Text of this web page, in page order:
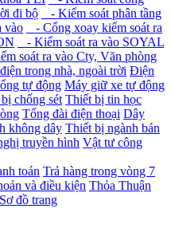
đi bộ
- Kiểm soát phân tầng
vào
- Cổng xoay kiểm soát ra
- Kiểm soát ra vào SOYAL
soát ra vào Cty, Văn phòng
trong nhà, ngoài trời Điện
tự động Máy giữ xe tự động
chống sét Thiết bị tin học
Tổng đài điện thoại Dây
không dây Thiết bị ngành bán
truyền hình Vật tư công
toán Trả hàng trong vòng 7
và điều kiện Thỏa Thuận
Sơ đồ trang